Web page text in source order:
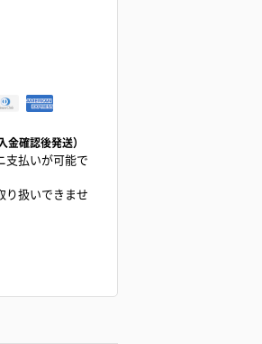
金確認後発送）
支払いが可能で
扱いできませ